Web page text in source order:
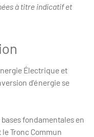
à titre indicatif et
Électrique et
d’énergie se
fondamentales en
Tronc Commun